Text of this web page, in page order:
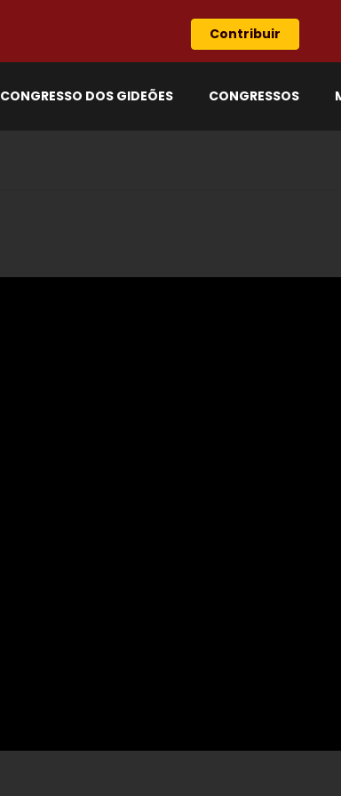
Contribuir
CONGRESSO DOS GIDEÕES CONGRESSOS